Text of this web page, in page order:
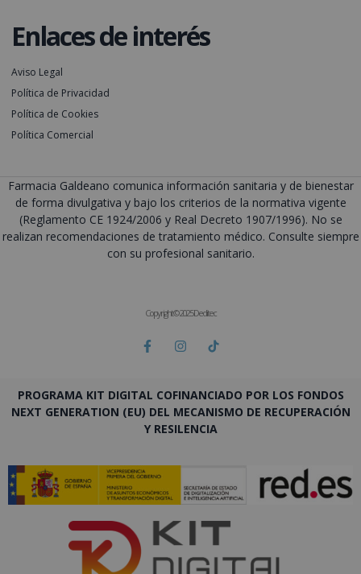
Enlaces de interés
Aviso Legal
Política de Privacidad
Política de Cookies
Política Comercial
Farmacia Galdeano comunica información sanitaria y de bienestar
de forma divulgativa y bajo los criterios de la normativa vigente
(Reglamento CE 1924/2006 y Real Decreto 1907/1996). No se
realizan recomendaciones de tratamiento médico. Consulte siempre
con su profesional sanitario.
Copyright © 2025 Deditec
PROGRAMA KIT DIGITAL COFINANCIADO POR LOS FONDOS
NEXT GENERATION (EU) DEL MECANISMO DE RECUPERACIÓN
Y RESILENCIA